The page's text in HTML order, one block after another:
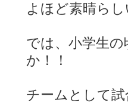
よほど素晴ら
では、小学生
か！！
チームとして